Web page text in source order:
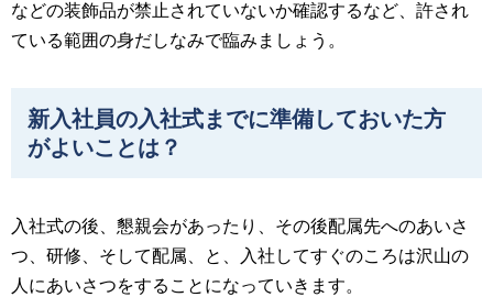
などの装飾品が禁止されていないか確認するなど、許され
ている範囲の身だしなみで臨みましょう。
新入社員の入社式までに準備しておいた方
がよいことは？
入社式の後、懇親会があったり、その後配属先へのあいさ
つ、研修、そして配属、と、入社してすぐのころは沢山の
人にあいさつをすることになっていきます。